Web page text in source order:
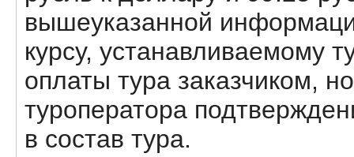
вышеуказанной
курсу, устанавливаемому
оплаты тура заказчиком,
туроператора
в состав тура.